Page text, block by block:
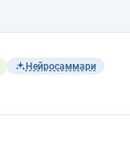
Нейросаммари